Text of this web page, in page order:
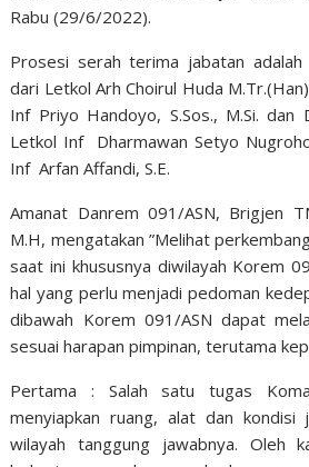
Rabu (29/6/2022).
Prosesi serah terima jabatan
dari Letkol Arh Choirul Huda
Inf Priyo Handoyo, S.Sos., M.Si. dan
Letkol Inf Dharmawan Setyo
Inf Arfan Affandi, S.E.
Amanat Danrem 091/ASN, Brigjen
M.H, mengatakan ”Melihat
saat ini khususnya diwilayah Korem
hal yang perlu menjadi pedoman
dibawah Korem 091/ASN dapat
sesuai harapan pimpinan, terutama
Pertama : Salah satu tugas
menyiapkan ruang, alat dan kondisi
wilayah tanggung jawabnya. Oleh